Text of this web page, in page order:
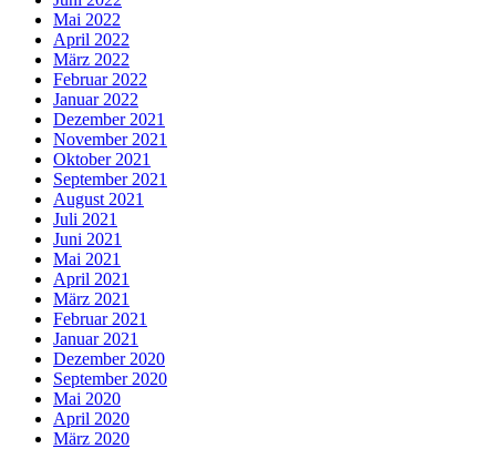
Mai 2022
April 2022
März 2022
Februar 2022
Januar 2022
Dezember 2021
November 2021
Oktober 2021
September 2021
August 2021
Juli 2021
Juni 2021
Mai 2021
April 2021
März 2021
Februar 2021
Januar 2021
Dezember 2020
September 2020
Mai 2020
April 2020
März 2020